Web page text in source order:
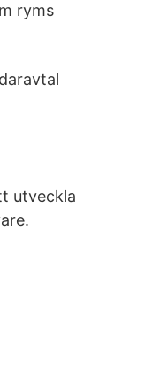
ryms
utveckla